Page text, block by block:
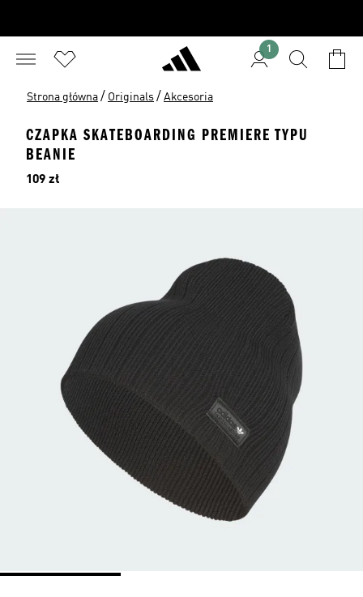
1
Strona główna / Originals / Akcesoria
CZAPKA SKATEBOARDING PREMIERE TYPU
BEANIE
Cena
109 zł